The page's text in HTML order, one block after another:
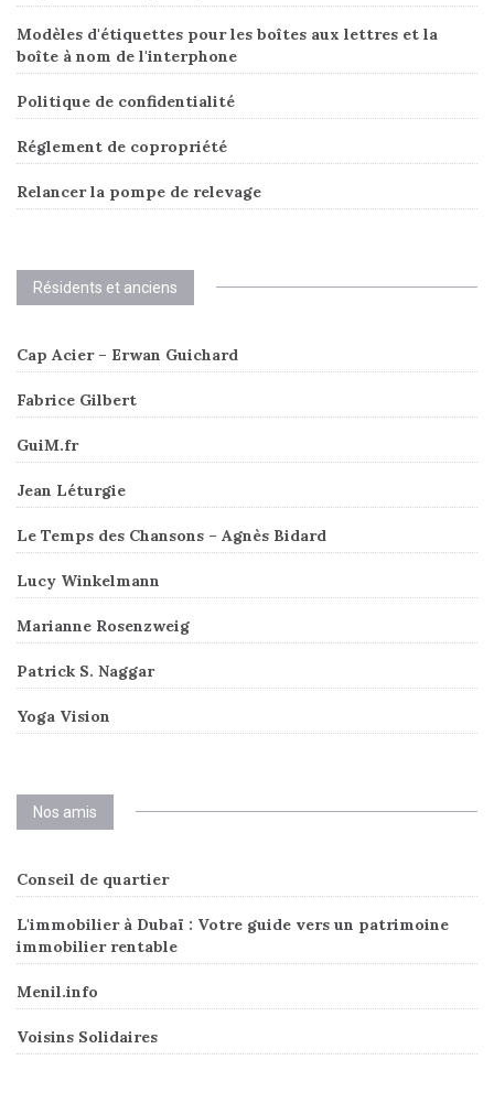
Modèles d'étiquettes pour les boîtes aux lettres et la
boîte à nom de l'interphone
Politique de confidentialité
Réglement de copropriété
Relancer la pompe de relevage
Résidents et anciens
Cap Acier – Erwan Guichard
Fabrice Gilbert
GuiM.fr
Jean Léturgie
Le Temps des Chansons – Agnès Bidard
Lucy Winkelmann
Marianne Rosenzweig
Patrick S. Naggar
Yoga Vision
Nos amis
Conseil de quartier
L'immobilier à Dubaï : Votre guide vers un patrimoine
immobilier rentable
Menil.info
Voisins Solidaires